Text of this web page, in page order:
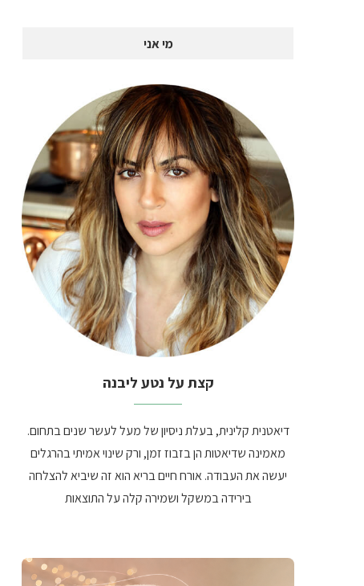
מי אני
קצת על נטע ליבנה
דיאטנית קלינית, בעלת ניסיון של מעל לעשר שנים בתחום.
מאמינה שדיאטות הן בזבוז זמן, ורק שינוי אמיתי בהרגלים
יעשה את העבודה. אורח חיים בריא הוא זה שיביא להצלחה
בירידה במשקל ושמירה קלה על התוצאות